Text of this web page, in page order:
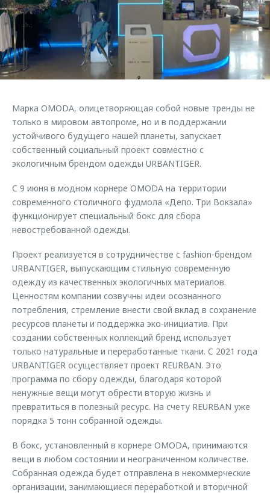
Страхование
Кредитный калькулятор
Аксессуары
Одежда и сувениры
Запчасти
Трейд-ин
Калькулятор трейд-ин
Клиентская поддержка
O&J Автоклуб
Клуб владельцев OMODA
Приложение O&J
Одежда и сувениры
Оригинальные аксессуары
Обратная связь
Марка OMODA, олицетворяющая собой новые тренды не
только в мировом автопроме, но и в поддержании
устойчивого будущего нашей планеты, запускает
собственный социальный проект совместно с
экологичным брендом одежды URBANTIGER.
С 9 июня в модном корнере OMODA на территории
современного столичного фудмола «Депо. Три Вокзала»
функционирует специальный бокс для сбора
невостребованной одежды.
Проект реализуется в сотрудничестве с fashion-брендом
URBANTIGER, выпускающим стильную современную
одежду из качественных экологичных материалов.
Ценностям компании созвучны идеи осознанного
потребления, стремление внести свой вклад в сохранение
ресурсов планеты и поддержка эко-инициатив. При
создании собственных коллекций бренд использует
только натуральные и переработанные ткани. C 2021 года
URBANTIGER осуществляет проект REURBAN. Это
программа по сбору одежды, благодаря которой
ненужные вещи могут обрести вторую жизнь и
превратиться в полезный ресурс. На счету REURBAN уже
порядка 5 тонн собранной одежды.
В бокс, установленный в корнере OMODA, принимаются
вещи в любом состоянии и неограниченном количестве.
Собранная одежда будет отправлена в некоммерческие
организации, занимающиеся переработкой и вторичной